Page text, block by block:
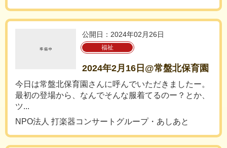
公開日：2024年02月26日
福祉
2024年2月16日@常盤北保育園
今日は常盤北保育園さんに呼んでいただきましたー。
最初の登場から、なんでそんな服着てるのー？とか、
ツ...
NPO法人 打楽器コンサートグループ・あしあと